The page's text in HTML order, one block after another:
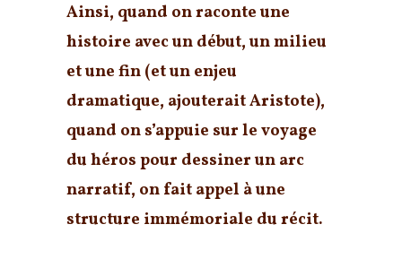
Ainsi, quand on raconte une
histoire avec un début, un milieu
et une fin (et un enjeu
dramatique, ajouterait Aristote),
quand on s’appuie sur le voyage
du héros pour dessiner un arc
narratif, on fait appel à une
structure immémoriale du récit.